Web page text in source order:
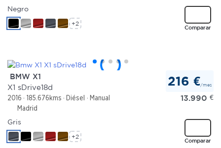
Comparar
Negro
+2
BMW X1
X1 sDrive18d
2016 185.676kms Diésel
Manual
Madrid
216 €/mes
13.990 €
Comparar
Gris
+2